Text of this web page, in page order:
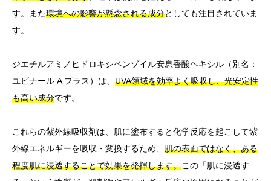
す。また環境への影響が懸念される成分としても注目されていま
す。
ジエチルアミノヒドロキシベンゾイル安息香酸ヘキシル（別名：
ユビナール A プラス）は、 UVA領域を効率よく吸収し、光安定性
も高い成分です。
これらの紫外線吸収剤は、肌に塗布すると化学反応を起こして紫
外線エネルギーを吸収・変換するため、 肌の表面ではなく、ある
程度肌に浸透することで効果を発揮します。この「肌に浸透す